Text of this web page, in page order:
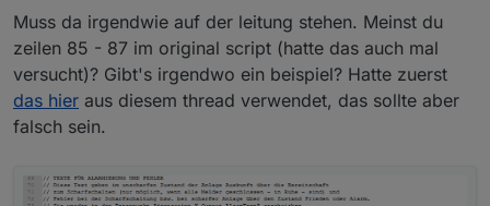
Muss da irgendwie auf der leitung stehen. Meinst du
zeilen 85 - 87 im original script (hatte das auch mal
versucht)? Gibt's irgendwo ein beispiel? Hatte zuerst
das hier aus diesem thread verwendet, das sollte aber
falsch sein.